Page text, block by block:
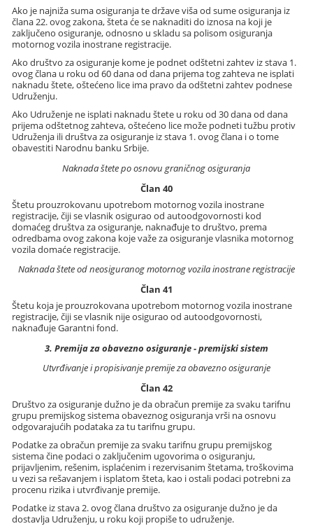
Ako je najniža suma osiguranja te države viša od sume osiguranja iz
člana 22. ovog zakona, šteta će se naknaditi do iznosa na koji je
zaključeno osiguranje, odnosno u skladu sa polisom osiguranja
motornog vozila inostrane registracije.
Ako društvo za osiguranje kome je podnet odštetni zahtev iz stava 1.
ovog člana u roku od 60 dana od dana prijema tog zahteva ne isplati
naknadu štete, oštećeno lice ima pravo da odštetni zahtev podnese
Udruženju.
Ako Udruženje ne isplati naknadu štete u roku od 30 dana od dana
prijema odštetnog zahteva, oštećeno lice može podneti tužbu protiv
Udruženja ili društva za osiguranje iz stava 1. ovog člana i o tome
obavestiti Narodnu banku Srbije.
Naknada štete po osnovu graničnog osiguranja
Član 40
Štetu prouzrokovanu upotrebom motornog vozila inostrane
registracije, čiji se vlasnik osigurao od autoodgovornosti kod
domaćeg društva za osiguranje, naknađuje to društvo, prema
odredbama ovog zakona koje važe za osiguranje vlasnika motornog
vozila domaće registracije.
Naknada štete od neosiguranog motornog vozila inostrane registracije
Član 41
Štetu koja je prouzrokovana upotrebom motornog vozila inostrane
registracije, čiji se vlasnik nije osigurao od autoodgovornosti,
naknađuje Garantni fond.
3. Premija za obavezno osiguranje - premijski sistem
Utvrđivanje i propisivanje premije za obavezno osiguranje
Član 42
Društvo za osiguranje dužno je da obračun premije za svaku tarifnu
grupu premijskog sistema obaveznog osiguranja vrši na osnovu
odgovarajućih podataka za tu tarifnu grupu.
Podatke za obračun premije za svaku tarifnu grupu premijskog
sistema čine podaci o zaključenim ugovorima o osiguranju,
prijavljenim, rešenim, isplaćenim i rezervisanim štetama, troškovima
u vezi sa rešavanjem i isplatom šteta, kao i ostali podaci potrebni za
procenu rizika i utvrđivanje premije.
Podatke iz stava 2. ovog člana društvo za osiguranje dužno je da
dostavlja Udruženju, u roku koji propiše to udruženje.